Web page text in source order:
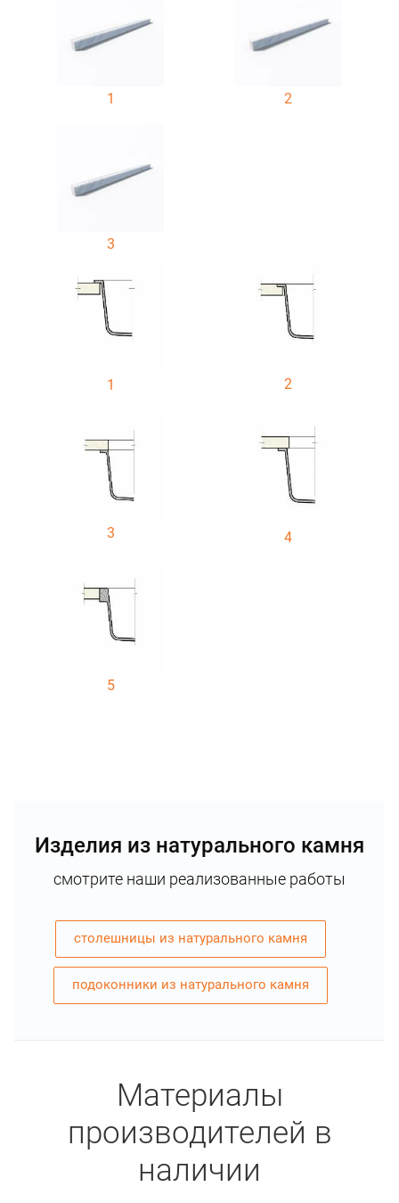
1 2
3
1 2
3 4
5
Изделия из натурального камня
смотрите наши реализованные работы
столешницы из натурального камня
подоконники из натурального камня
Материалы
производителей в
наличии